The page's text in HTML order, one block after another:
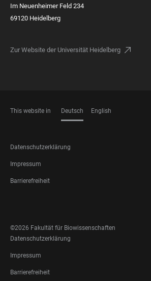
Im Neuenheimer Feld 234
69120 Heidelberg
Zur Website der Universität Heidelberg
This website in Deutsch English
FOOTER
LEGAL
Datenschutzerklärung
Impressum
Barrierefreiheit
MEDIA
©2026 Fakultät für Biowissenschaften
FOOTER
LEGAL
Datenschutzerklärung
Impressum
Barrierefreiheit